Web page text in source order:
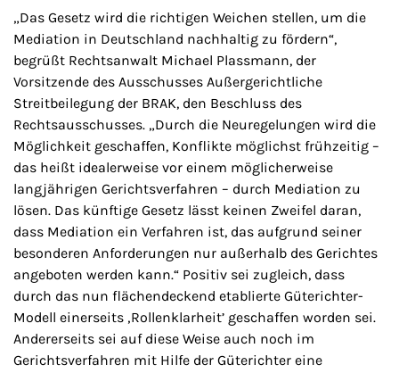
„Das Gesetz wird die richtigen Weichen stellen, um die
Mediation in Deutschland nachhaltig zu fördern“,
begrüßt Rechtsanwalt Michael Plassmann, der
Vorsitzende des Ausschusses Außergerichtliche
Streitbeilegung der BRAK, den Beschluss des
Rechtsausschusses. „Durch die Neuregelungen wird die
Möglichkeit geschaffen, Konflikte möglichst frühzeitig –
das heißt idealerweise vor einem möglicherweise
langjährigen Gerichtsverfahren – durch Mediation zu
lösen. Das künftige Gesetz lässt keinen Zweifel daran,
dass Mediation ein Verfahren ist, das aufgrund seiner
besonderen Anforderungen nur außerhalb des Gerichtes
angeboten werden kann.“ Positiv sei zugleich, dass
durch das nun flächendeckend etablierte Güterichter-
Modell einerseits ‚Rollenklarheit’ geschaffen worden sei.
Andererseits sei auf diese Weise auch noch im
Gerichtsverfahren mit Hilfe der Güterichter eine